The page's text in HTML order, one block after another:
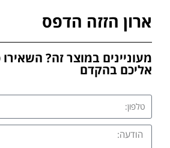
ארון הזזה הדפס
מעוניינים במוצר זה? השאירו
אליכם בהקדם